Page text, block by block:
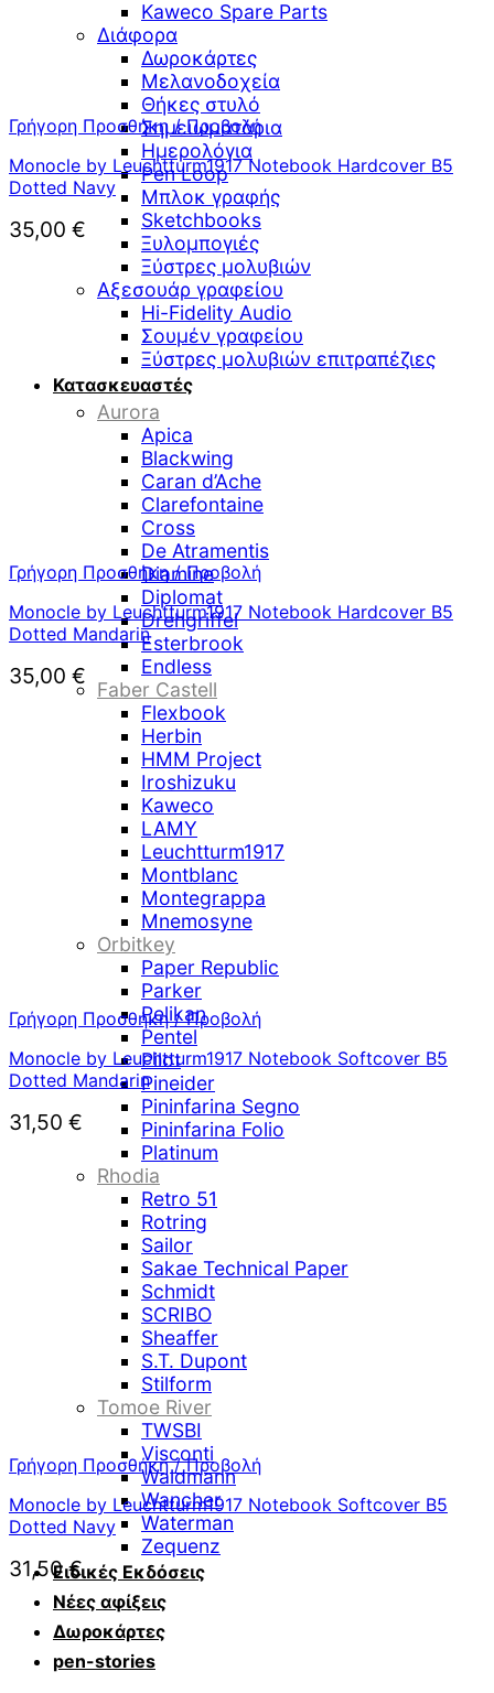
Kaweco Spare Parts
Διάφορα
Δωροκάρτες
Μελανοδοχεία
Θήκες στυλό
Σημειωματάρια
Ημερολόγια
Pen Loop
Μπλοκ γραφής
Sketchbooks
Ξυλομπογιές
Ξύστρες μολυβιών
Αξεσουάρ γραφείου
Hi-Fidelity Audio
Σουμέν γραφείου
Ξύστρες μολυβιών επιτραπέζιες
Κατασκευαστές
Aurora
Apica
Blackwing
Caran d’Ache
Clarefontaine
Cross
De Atramentis
Diamine
Diplomat
Drehgriffel
Esterbrook
Endless
Faber Castell
Flexbook
Herbin
HMM Project
Iroshizuku
Kaweco
LAMY
Leuchtturm1917
Montblanc
Montegrappa
Mnemosyne
Orbitkey
Paper Republic
Parker
Pelikan
Pentel
Pilot
Pineider
Pininfarina Segno
Pininfarina Folio
Platinum
Rhodia
Retro 51
Rotring
Sailor
Sakae Technical Paper
Schmidt
SCRIBO
Sheaffer
S.T. Dupont
Stilform
Tomoe River
TWSBI
Visconti
Waldmann
Wancher
Waterman
Zequenz
Ειδικές Εκδόσεις
Νέες αφίξεις
Δωροκάρτες
pen-stories
Γρήγορη Προσθήκη / Προβολή
Monocle by Leuchtturm1917 Notebook Hardcover B5
Dotted Navy
35,00 €
Γρήγορη Προσθήκη / Προβολή
Monocle by Leuchtturm1917 Notebook Hardcover B5
Dotted Mandarin
35,00 €
Γρήγορη Προσθήκη / Προβολή
Monocle by Leuchtturm1917 Notebook Softcover B5
Dotted Mandarin
31,50 €
Γρήγορη Προσθήκη / Προβολή
Monocle by Leuchtturm1917 Notebook Softcover B5
Dotted Navy
31,50€